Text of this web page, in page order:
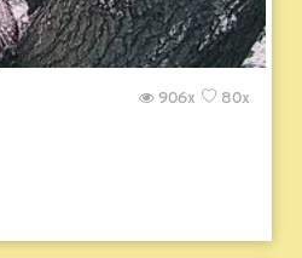
80x
906x